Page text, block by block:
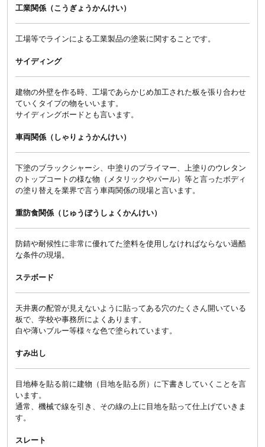
工業関係（こうぎょうかんけい）
工場等でラインによる工業製品の塗装に関することです。
サイディング
建物の外壁を作る時、工場であらかじめ加工された板を張り合わせ
ていくタイプの物をいいます。
サイディングボードとも言います。
車両関係（しゃりょうかんけい）
下塗のブラックシャーシ、中塗りのプライマー、上塗りのウレタン
のトップコートの様な物（メタリックやパール）等と言ったボディ
の塗り替えを業界で言う車両関係の現場と言います。
重防食関係（じゅうぼうしょくかんけい）
防錆や耐候性に非常に優れてた塗料を使用しなければならない過酷
な条件の現場。
ステボード
天井裏の配管が見えないように貼ってある穴のたくさん開いている
板で、学校や事務所によくあります。
白や薄いブルー等様々な色で塗られています。
すみ出し
目地棒を貼る前に建物（目地を貼る所）に下書きしていくことを言
います。
通常、機械で線を引き、その線の上に目地を貼って仕上げていきま
す。
スレート